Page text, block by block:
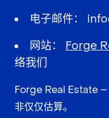
电子邮件：
网站：
Forge
络我们
Forge Real Estate –
非仅仅估算。